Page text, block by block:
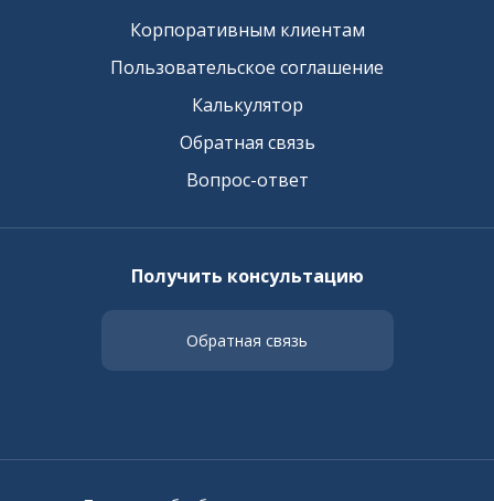
Корпоративным клиентам
Пользовательское соглашение
Калькулятор
Обратная связь
Вопрос-ответ
Получить консультацию
Обратная связь